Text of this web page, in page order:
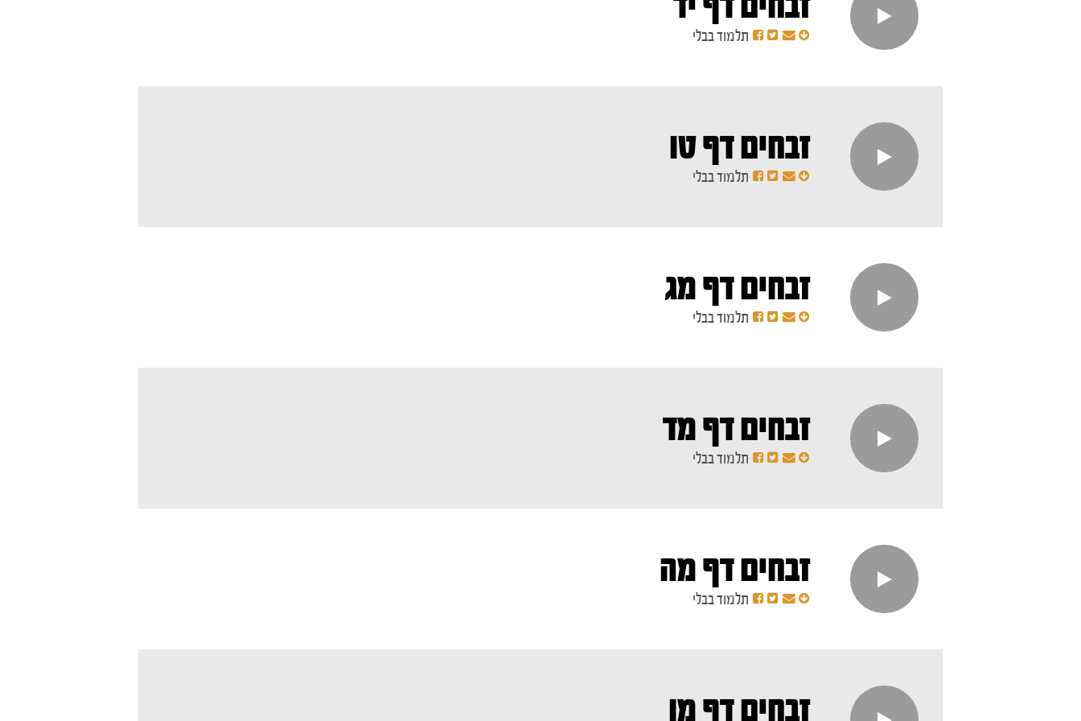
תלמוד בבלי
זבחים דף טו
תלמוד בבלי
זבחים דף מג
תלמוד בבלי
זבחים דף מד
תלמוד בבלי
זבחים דף מה
תלמוד בבלי
זבחים דף מו